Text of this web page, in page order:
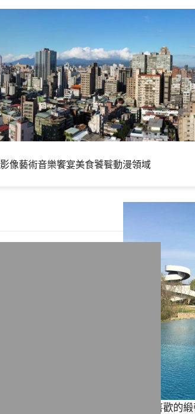
影像藝術音樂饗宴美食饕餮動漫領域
一直很喜歡的